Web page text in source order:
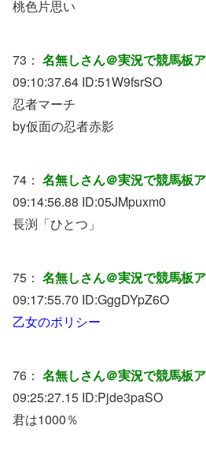
桃色片思い
73： 名無しさん＠実況で競馬板
09:10:37.64 ID:51W9fsrSO
忍者マーチ
by仮面の忍者赤影
74： 名無しさん＠実況で競馬板
09:14:56.88 ID:05JMpuxm0
長渕「ひとつ」
75： 名無しさん＠実況で競馬板
09:17:55.70 ID:GggDYpZ6O
乙女のポリシー
76： 名無しさん＠実況で競馬板
09:25:27.15 ID:Pjde3paSO
君は1000％